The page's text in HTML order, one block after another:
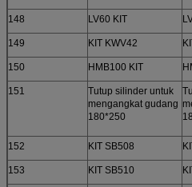
148 LV60 KIT
149 KIT KWV42
150 HMB100 KIT
151
Tutup silinder untuk
mengangkat gudang
180*250
152
KIT SB508
153 KIT SB510